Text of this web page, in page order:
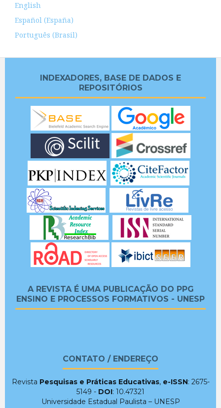
English
Español (España)
Português (Brasil)
INDEXADORES, BASE DE DADOS E
REPOSITÓRIOS
A REVISTA É UMA PUBLICAÇÃO DO PPG
ENSINO E PROCESSOS FORMATIVOS - UNESP
CONTATO / ENDEREÇO
Revista Pesquisas e Práticas Educativas, e-ISSN: 2675-
5149 - DOI: 10.47321
Universidade Estadual Paulista – UNESP